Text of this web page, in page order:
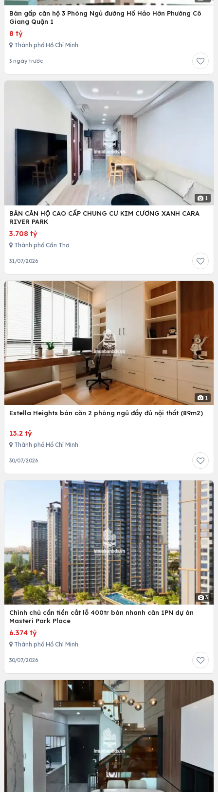
Bán gấp căn hộ 3 Phòng Ngủ đường Hồ Hảo Hớn Phường Cô
Giang Quận 1
8 tỷ
Thành phố Hồ Chí Minh
3 ngày trước
1
BÁN CĂN HỘ CAO CẤP CHUNG CƯ KIM CƯƠNG XANH CARA
RIVER PARK
3.708 tỷ
Thành phố Cần Thơ
31/07/2026
1
Estella Heights bán căn 2 phòng ngủ đầy đủ nội thất (89m2)
13.2 tỷ
Thành phố Hồ Chí Minh
30/07/2026
3
Chính chủ cần tiền cắt lỗ 400tr bán nhanh căn 1PN dự án
Masteri Park Place
6.374 tỷ
Thành phố Hồ Chí Minh
30/07/2026